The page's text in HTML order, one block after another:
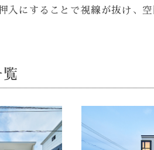
入にすることで視線が抜け、